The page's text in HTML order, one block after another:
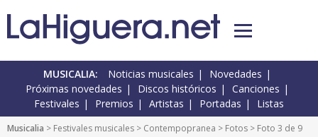
MUSICALIA: Noticias musicales
Novedades
Próximas novedades
Discos históricos
Canciones
Festivales
Premios Artistas Portadas Listas
Musicalia > Festivales musicales > Contempopranea > Fotos > Foto 3 de 9